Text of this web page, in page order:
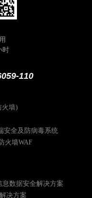
时
110
火墙)
安全及防病毒系统
火墙WAF
息数据安全解决方案
决方案